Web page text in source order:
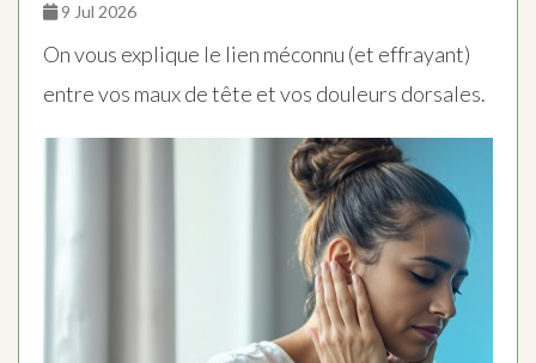
9 Jul 2026
On vous explique le lien méconnu (et effrayant)
entre vos maux de tête et vos douleurs dorsales.